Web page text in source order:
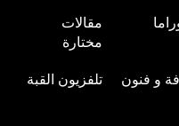
مقالات
مختارة
و فنون تلفزيون القبة